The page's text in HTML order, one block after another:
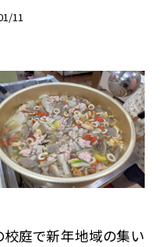
11
校庭で新年地域の集い